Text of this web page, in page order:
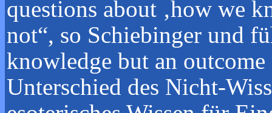
questions about ‚how we
not“, so Schiebinger und
knowledge but an
Unterschied des Nicht-